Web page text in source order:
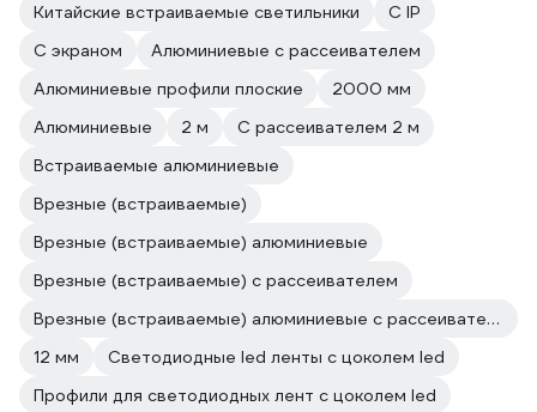
Китайские встраиваемые светильники
С IP
С экраном
Алюминиевые с рассеивателем
Алюминиевые профили плоские
2000 мм
Алюминиевые
2 м
С рассеивателем 2 м
Встраиваемые алюминиевые
Врезные (встраиваемые)
Врезные (встраиваемые) алюминиевые
Врезные (встраиваемые) с рассеивателем
Врезные (встраиваемые) алюминиевые с рассеивателем
12 мм
Светодиодные led ленты с цоколем led
Профили для светодиодных лент с цоколем led